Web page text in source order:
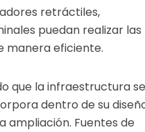
retráctiles,
puedan realizar las
manera eficiente.
que la infraestructura
dentro de su
ampliación. Fuentes de